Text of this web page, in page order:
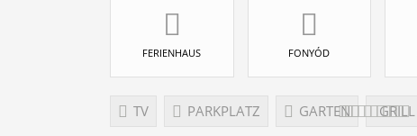
FERIENHAUS FONYÓD
TV PARKPLATZ GARTEN GRILL